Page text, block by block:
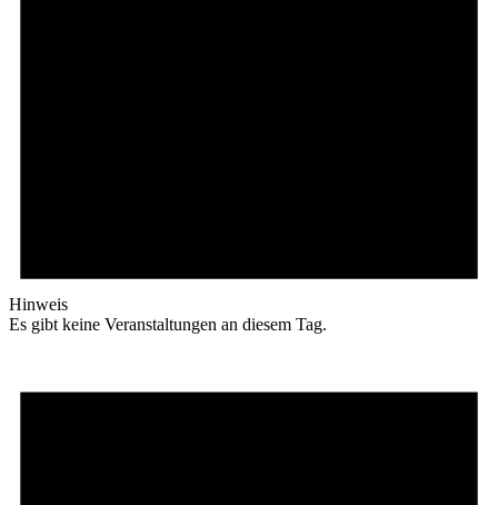
Hinweis
Es gibt keine Veranstaltungen an diesem Tag.